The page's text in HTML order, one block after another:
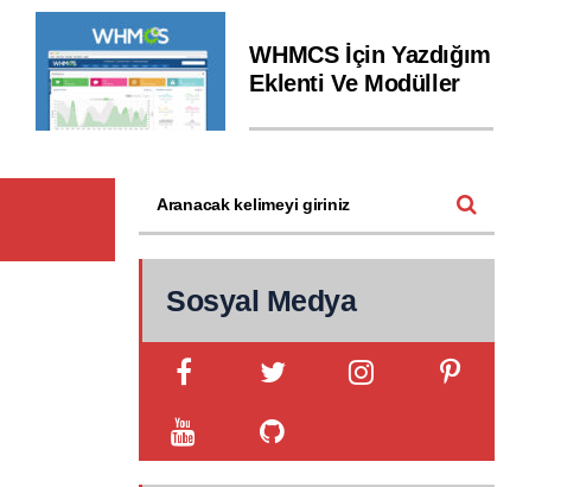
WHMCS İçin Yazdığım
Eklenti Ve Modüller
Sosyal Medya